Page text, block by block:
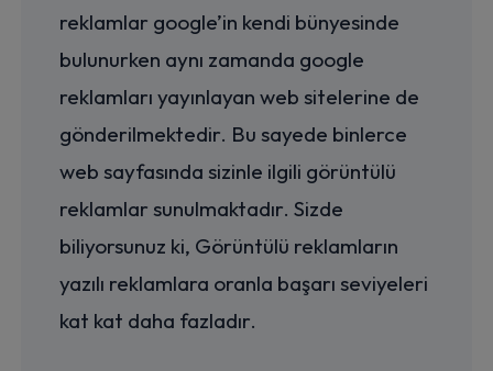
reklamlar google’in kendi bünyesinde
bulunurken aynı zamanda google
reklamları yayınlayan web sitelerine de
gönderilmektedir. Bu sayede binlerce
web sayfasında sizinle ilgili görüntülü
reklamlar sunulmaktadır. Sizde
biliyorsunuz ki, Görüntülü reklamların
yazılı reklamlara oranla başarı seviyeleri
kat kat daha fazladır.